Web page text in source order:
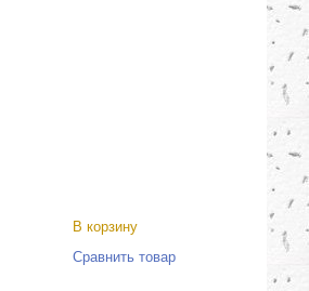
В корзину
Сравнить товар